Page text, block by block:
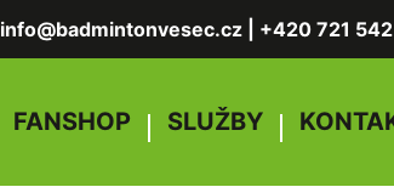
info@badmintonvesec.cz +420 721
FANSHOP SLUŽBY